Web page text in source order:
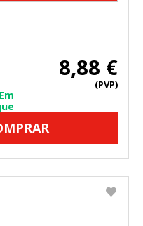
8,88 €
(PVP)
Em